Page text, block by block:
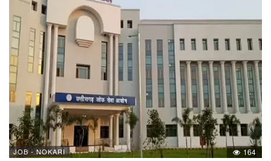
JOB - NOKARI 164